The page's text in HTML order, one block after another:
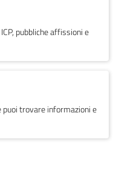
pubbliche affissioni e
puoi trovare informazioni e